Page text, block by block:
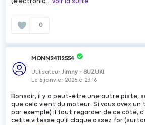
(électroniq...voir la suite
0
MONN24112554
UtilisateurJimny - SUZUKI
Le 5 janvier 2026 à 23:16
Bonsoir, il y a peut-être une autre piste,
que cela vient du moteur. Si vous avez
par exemple) il faut regarder de ce côté,
cette vitesse qu'il claque assez for